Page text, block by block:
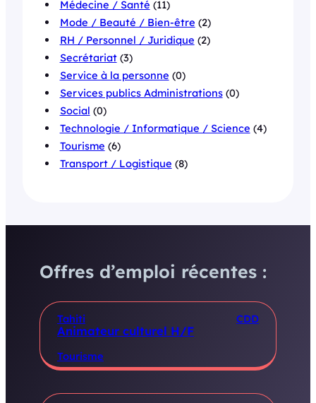
Médecine / Santé (11)
Mode / Beauté / Bien-être (2)
RH / Personnel / Juridique (2)
Secrétariat(3)
Service à la personne (0)
Services publics Administrations(0)
Social (0)
Technologie / Informatique / Science (4)
Tourisme (6)
Transport / Logistique (8)
Offres d’emploi récentes :
Tahiti CDD
Animateur culturel H/F
Tourisme